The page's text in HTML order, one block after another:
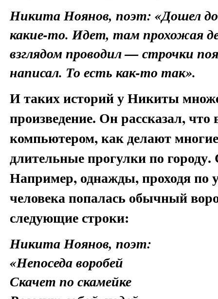
Никита Ноянов, поэт: «Дошел
какие-то. Идет, там прохожая
взглядом проводил — строчки
написал. То есть как-то так».
И таких историй у Никиты
произведение. Он рассказал,
компьютером, как делают
длительные прогулки по
Например, однажды, проходя по
человека попалась обычный
следующие строки:
Никита Ноянов, поэт:
«Непоседа воробей
Скачет по скамейке